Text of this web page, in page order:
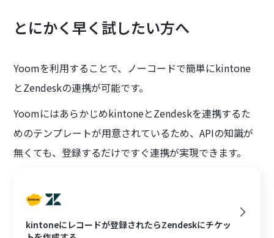
とにかく早く試したい方へ
Yoomを利用することで、ノーコードで簡単にkintone
とZendeskの連携が可能です。
YoomにはあらかじめkintoneとZendeskを連携するた
めのテンプレートが用意されているため、APIの知識が
無くても、登録するだけですぐ連携が実現できます。
kintoneにレコードが登録されたらZendeskにチケッ